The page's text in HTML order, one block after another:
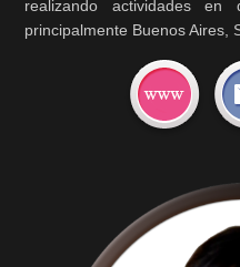
realizando actividades en
principalmente Buenos Aires,